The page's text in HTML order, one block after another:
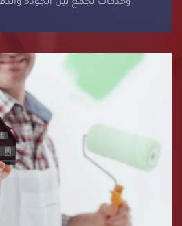
وخدمات تجمع بين الجودة